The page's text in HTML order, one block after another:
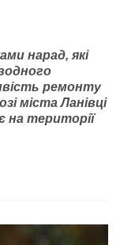
нарад, які
ремонту
міста Ланівці
на території